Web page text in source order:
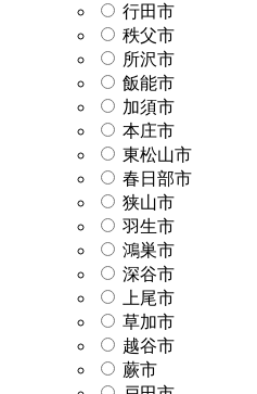
行田市
秩父市
所沢市
飯能市
加須市
本庄市
東松山市
春日部市
狭山市
羽生市
鴻巣市
深谷市
上尾市
草加市
越谷市
蕨市